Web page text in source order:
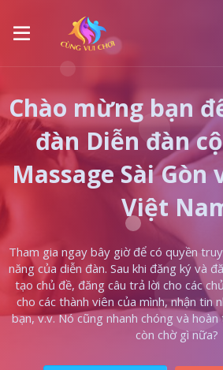
Chào mừng bạn
đàn Diễn đàn
Massage Sài Gòn
Việt
Tham gia ngay bây giờ để có quyền
năng của diễn đàn. Sau khi đăng ký và
tạo chủ đề, đăng câu trả lời cho các
cho các thành viên của mình, nhận tin
bạn, v.v. Nó cũng nhanh chóng và
còn chờ gì nữa?